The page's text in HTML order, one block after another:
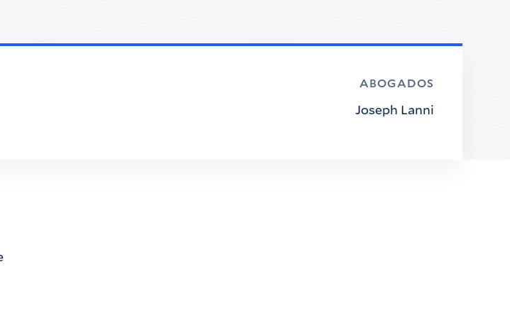
ABOGADOS
Joseph Lanni